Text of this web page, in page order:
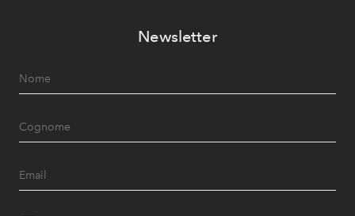
Newsletter